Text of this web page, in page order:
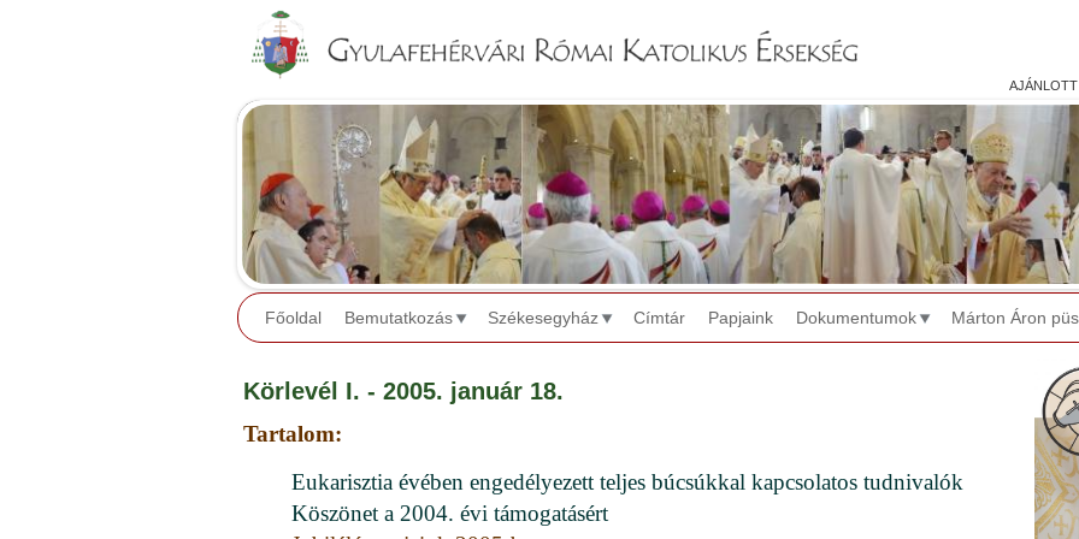
ajánlott
Főoldal Bemutatkozás Székesegyház Címtár Papjaink Dokumentumok Márton Áron
Körlevél I. - 2005. január 18.
Tartalom:
Eukarisztia évében engedélyezett teljes búcsúkkal kapcsolatos tudnivalók
Köszönet a 2004. évi támogatásért